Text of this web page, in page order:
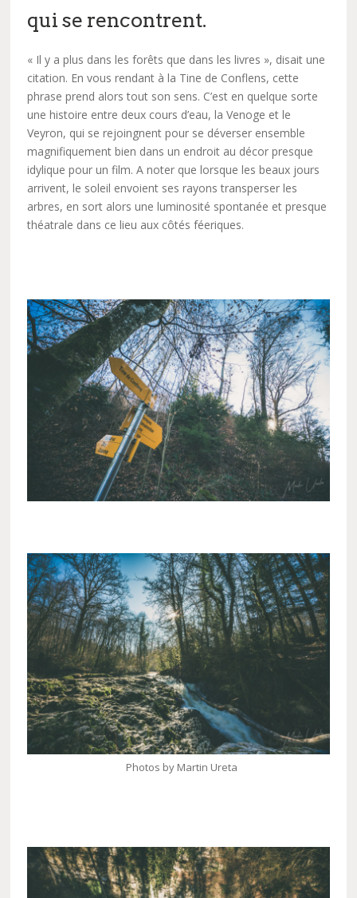
qui se rencontrent.
« Il y a plus dans les forêts que dans les livres », disait une
citation. En vous rendant à la Tine de Conflens, cette
phrase prend alors tout son sens. C’est en quelque sorte
une histoire entre deux cours d’eau, la Venoge et le
Veyron, qui se rejoingnent pour se déverser ensemble
magnifiquement bien dans un endroit au décor presque
idylique pour un film. A noter que lorsque les beaux jours
arrivent, le soleil envoient ses rayons transperser les
arbres, en sort alors une luminosité spontanée et presque
théatrale dans ce lieu aux côtés féeriques.
Photos by Martin Ureta